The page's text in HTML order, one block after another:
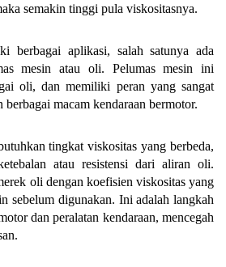
semakin tinggi pula viskositasnya.
berbagai aplikasi, salah satunya ada
mesin atau oli. Pelumas mesin ini
oli, dan memiliki peran yang sangat
macam kendaraan bermotor.
tingkat viskositas yang berbeda,
atau resistensi dari aliran oli.
oli dengan koefisien viskositas yang
sebelum digunakan. Ini adalah langkah
dan peralatan kendaraan, mencegah